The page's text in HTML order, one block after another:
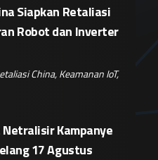
Siapkan Retaliasi
Robot dan Inverter
China,Keamanan IoT,
Kampanye
17 Agustus